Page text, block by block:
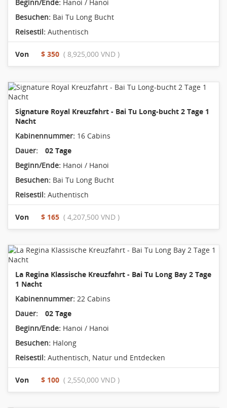
Beginn/Ende: Hanoi / Hanoi
Besuchen: Bai Tu Long Bucht
Reisestil: Authentisch
Von $ 350 ( 8,925,000 VND )
Signature Royal Kreuzfahrt - Bai Tu Long-bucht 2 Tage 1
Nacht
Kabinennummer: 16 Cabins
Dauer:
02 Tage
Beginn/Ende: Hanoi / Hanoi
Besuchen: Bai Tu Long Bucht
Reisestil: Authentisch
Von $ 165 ( 4,207,500 VND )
La Regina Klassische Kreuzfahrt - Bai Tu Long Bay 2 Tage
1 Nacht
Kabinennummer: 22 Cabins
Dauer:
02 Tage
Beginn/Ende: Hanoi / Hanoi
Besuchen: Halong
Reisestil: Authentisch, Natur und Entdecken
Von $ 100 ( 2,550,000 VND )